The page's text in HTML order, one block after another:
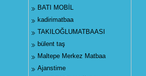
BATI MOBİL
kadirimatbaa
TAKILOĞLUMATBAASI
bülent taş
Maltepe Merkez Matbaa
Ajanstime